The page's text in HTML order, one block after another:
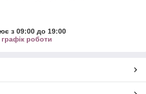
з 09:00 до 19:00
роботи